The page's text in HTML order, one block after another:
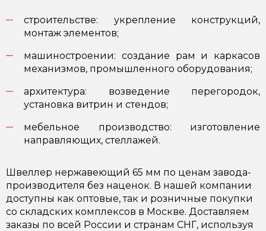
строительстве: укрепление конструкций,
монтаж элементов;
машиностроении: создание рам и каркасов
механизмов, промышленного оборудования;
архитектура: возведение перегородок,
установка витрин и стендов;
мебельное производство: изготовление
направляющих, стеллажей.
Швеллер нержавеющий 65 мм по ценам завода-
производителя без наценок. В нашей компании
доступны как оптовые, так и розничные покупки
со складских комплексов в Москве. Доставляем
заказы по всей России и странам СНГ, используя